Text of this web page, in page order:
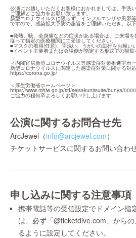
公演にお越しいただくお客様におかれましては、手洗
ご理解とご協力をお願い致します。
新型コロナウイルスに限らず、インフルエンザや風邪
ですので、感染拡大予防の趣旨をご理解いただき、以
■発熱、咳、全身痛などの症状がある場合は、ご来場
従って指定の医療機関にて受診してください。
■マスクの着用(任意)、手洗い、うがいの励行をお願い
■イベント主催者または会場側が指定する形式での観覧
＜内閣官房新型コロナウイルス等感染症対策推進室ホ
https://corona.go.jp/
https://www.mhlw.go.jp/stf/seisakunitsuite/bunya/
ご協力の程何卒よろしくお願い申し上げます
公演に関するお問合せ先
ArcJewel（info@arcjewel.com）
チケットサービスに関するお問い合わ
申し込みに関する注意事項
携帯電話等の受信設定でドメイン指
は、必ず「@ticketdive.com」から
るように設定してください。